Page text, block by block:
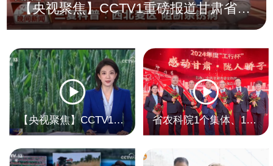
【央视聚焦】CCTV1重磅报道甘肃省农业科学院小麦条锈病防治的“甘肃方案”
【央视聚焦】CCTV13《新闻频道》三集连播 甘肃省农业科学院57年磨一剑 筑牢粮食安全“基因屏障” 省农科院1个集体、1名个人荣获2024年度“感动甘肃·陇人骄子”